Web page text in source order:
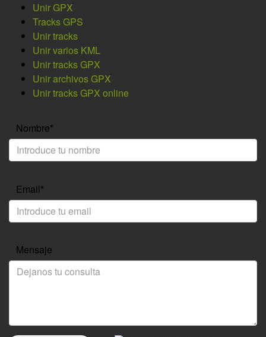
Unir GPX
Tracks GPS
Unir tracks
Unir varios KML
Unir tracks GPX
Unir archivos GPX
Unir tracks GPX online
Nombre*
Email*
Mensaje